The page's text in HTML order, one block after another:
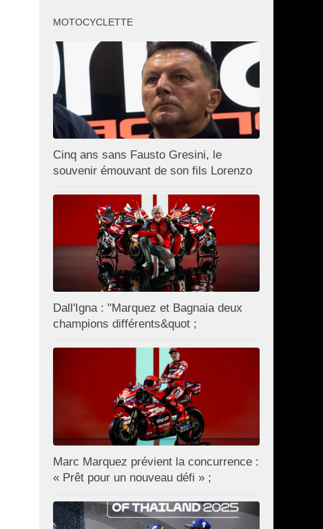
MOTOCYCLETTE
Cinq ans sans Fausto Gresini, le
souvenir émouvant de son fils Lorenzo
Dall'Igna : "Marquez et Bagnaia deux
champions différents&quot ;
Marc Marquez prévient la concurrence :
« Prêt pour un nouveau défi » ;